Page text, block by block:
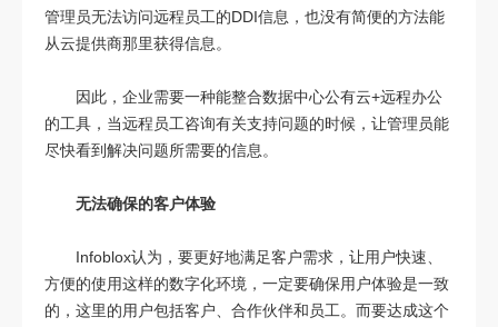
管理员无法访问远程员工的DDI信息，也没有简便的方法能
从云提供商那里获得信息。
因此，企业需要一种能整合数据中心公有云+远程办公
的工具，当远程员工咨询有关支持问题的时候，让管理员能
尽快看到解决问题所需要的信息。
无法确保的客户体验
Infoblox认为，要更好地满足客户需求，让用户快速、
方便的使用这样的数字化环境，一定要确保用户体验是一致
的，这里的用户包括客户、合作伙伴和员工。而要达成这个